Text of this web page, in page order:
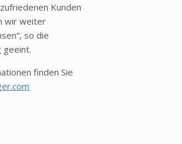
Kunden
wir weiter
so die
geeint.
finden Sie